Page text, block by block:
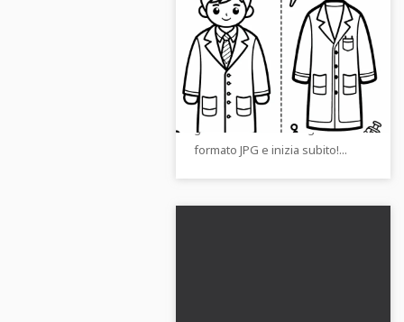
Camice da laboratorio
per scienziati - Modello
da colorare gratuito da
scaricare
Partecipa a colorare uno
scienziato in camice da
laboratorio. Scarica
gratuitamente l'immagine in
formato JPG e inizia subito!...